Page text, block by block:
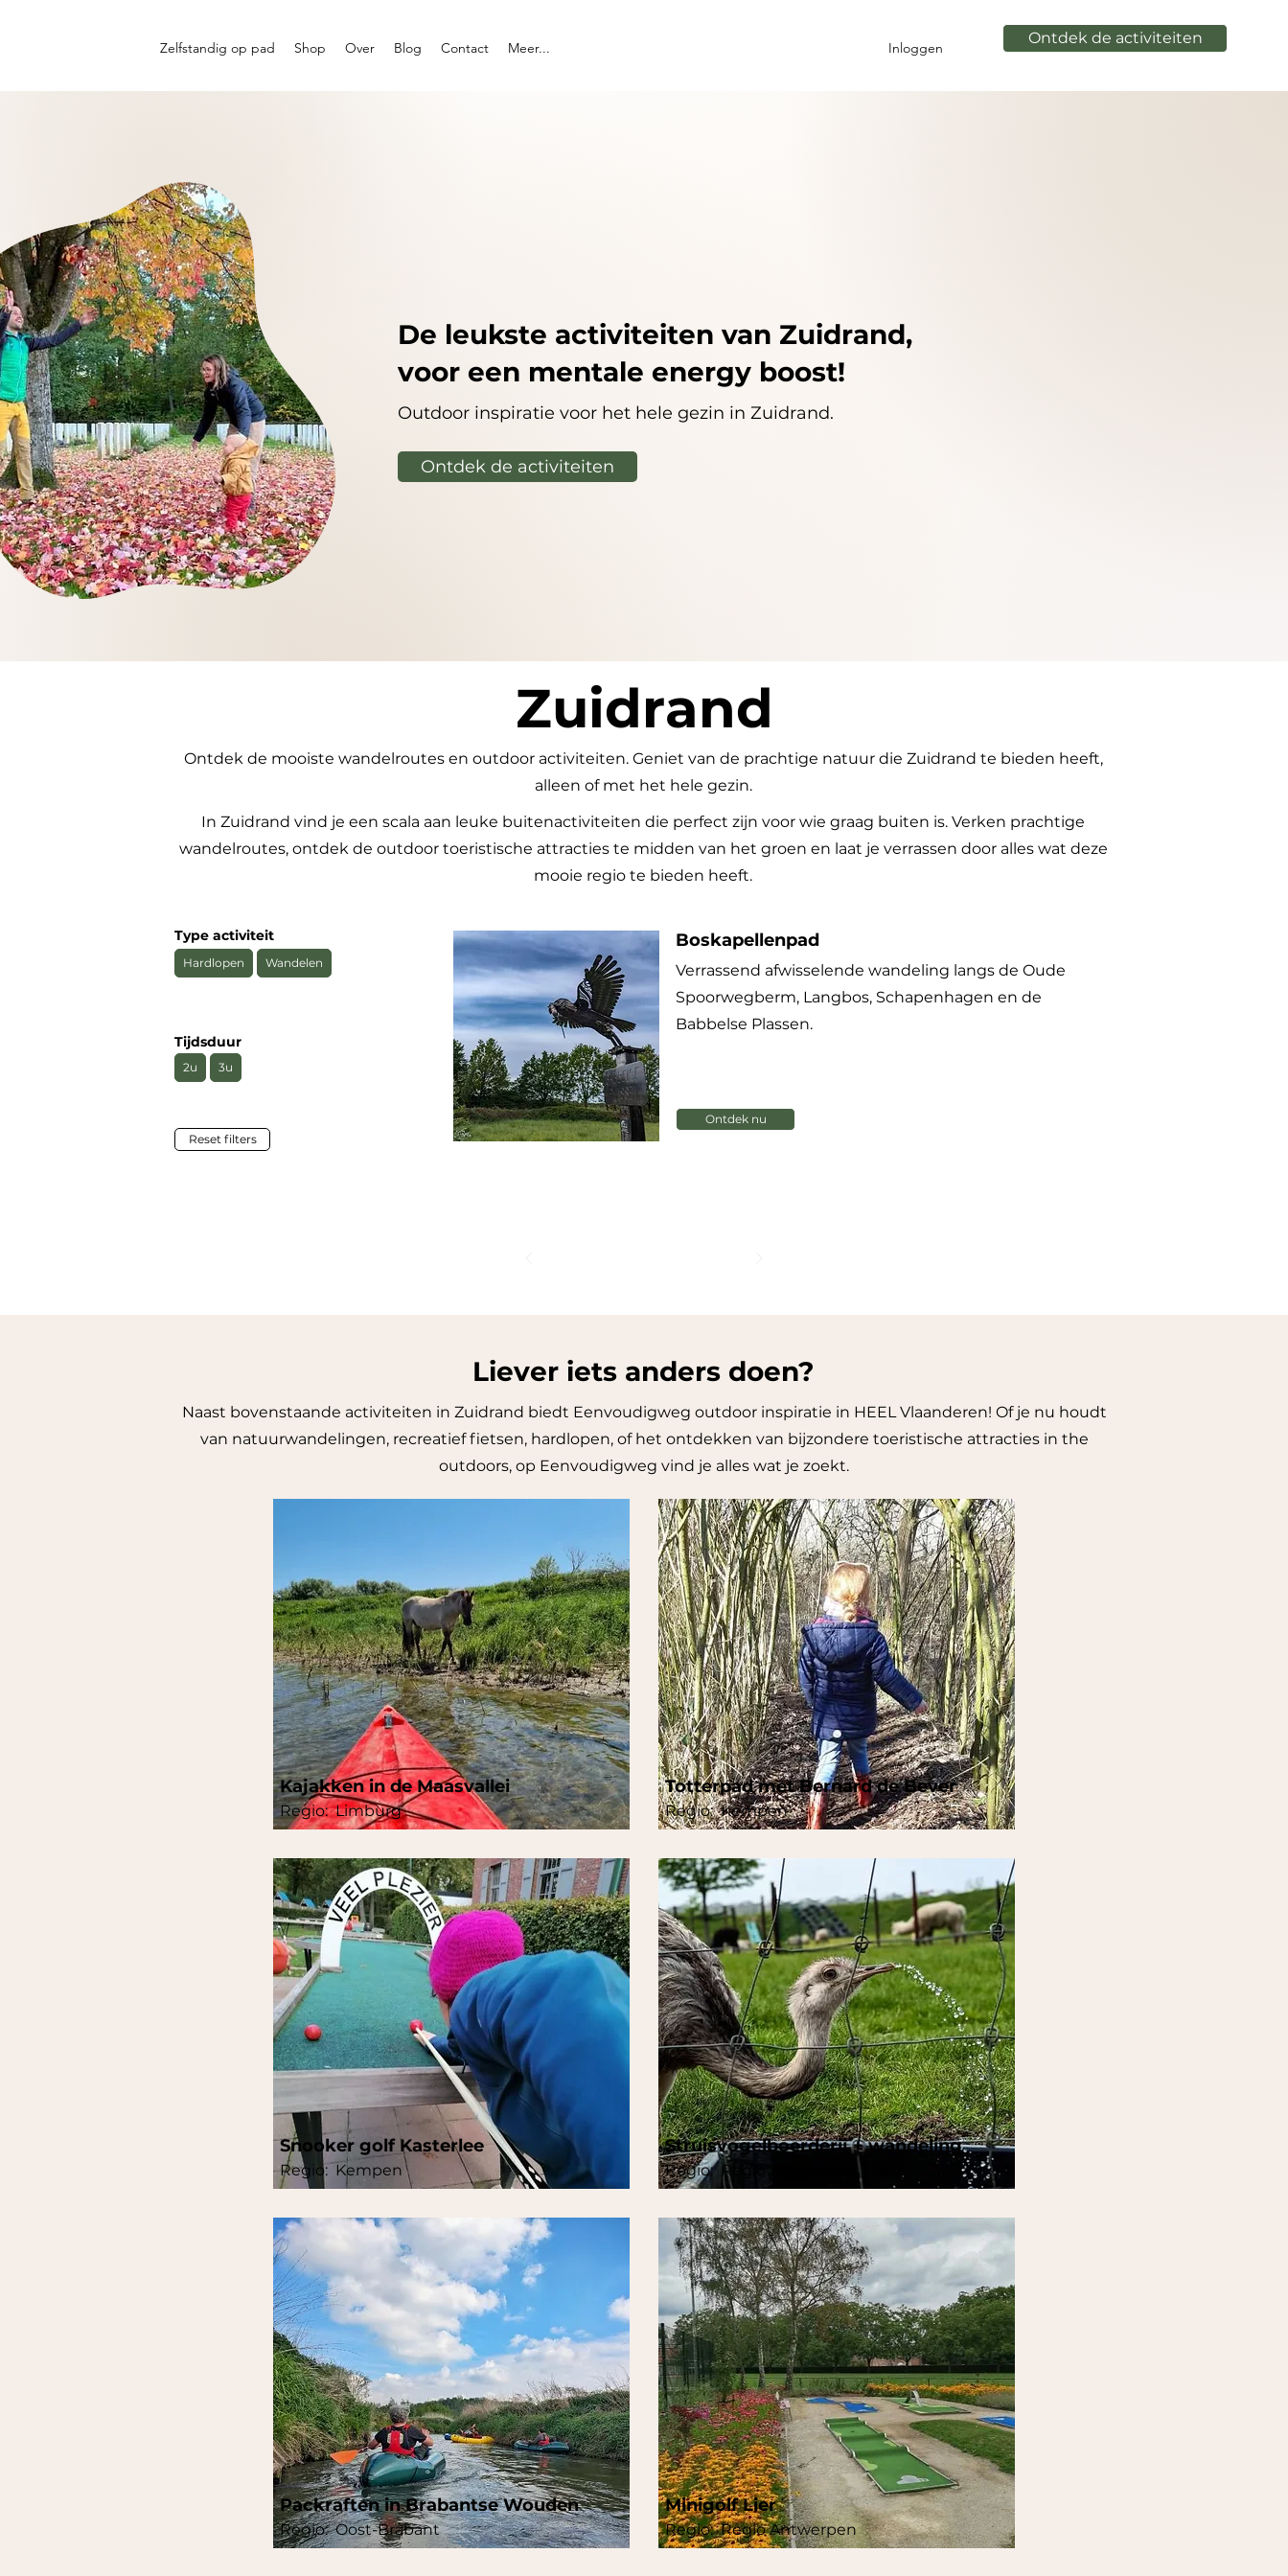
Zelfstandig op pad Shop Over Blog Contact Meer... Inloggen
Ontdek de activiteiten
De leukste activiteiten van Zuidrand,
voor een mentale energy boost!
Outdoor inspiratie voor het hele gezin in Zuidrand.
Ontdek de activiteiten
Zuidrand
Ontdek de mooiste wandelroutes en outdoor activiteiten. Geniet van de prachtige natuur die Zuidrand te bieden heeft,
alleen of met het hele gezin.
In Zuidrand vind je een scala aan leuke buitenactiviteiten die perfect zijn voor wie graag buiten is. Verken prachtige
wandelroutes, ontdek de outdoor toeristische attracties te midden van het groen en laat je verrassen door alles wat deze
mooie regio te bieden heeft.
Reset filters
Hardlopen Wandelen
Type activiteit
Tijdsduur
2u 3u
Boskapellenpad
Verrassend afwisselende wandeling langs de Oude
Spoorwegberm, Langbos, Schapenhagen en de
Babbelse Plassen.
Ontdek nu
Liever iets anders doen?
Naast bovenstaande activiteiten in Zuidrand biedt Eenvoudigweg outdoor inspiratie in HEEL Vlaanderen! Of je nu houdt
van natuurwandelingen, recreatief fietsen, hardlopen, of het ontdekken van bijzondere toeristische attracties in the
outdoors, op Eenvoudigweg vind je alles wat je zoekt.
Kajakken in de Maasvallei
Regio: Limburg
Snooker golf Kasterlee
Regio: Kempen
Packraften in Brabantse Wouden
Regio: Oost-Brabant
Totterpad met Bernard de Bever
Regio: Kempen
Struisvogelboerderij + wandeling
Regio: Regio Antwerpen
Minigolf Lier
Regio: Regio Antwerpen